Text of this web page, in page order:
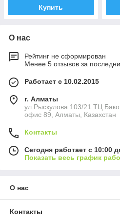
Купить
О нас
Рейтинг не сформирован
Менее 5 отзывов за
Работает с 10.02.2015
г. Алматы
ул.Рыскулова 103/21 ТЦ
офис 89, Алматы, Казахстан
Контакты
Сегодня работает с 10:00
Показать весь график
О нас
Контакты